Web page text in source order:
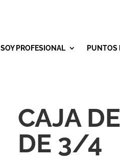
SOY PROFESIONAL PUNTOS
CAJA
DE 3/4